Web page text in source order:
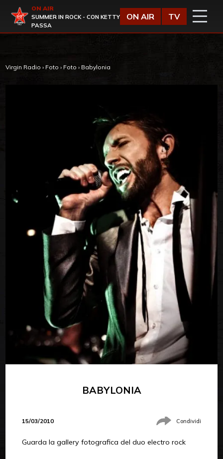
Virgin Radio
ON AIR
SUMMER IN ROCK - CON KETTY
PASSA
ON AIR TV
Virgin Radio › Foto › Foto › Babylonia
BABYLONIA
15/03/2010 Condividi
Guarda la gallery fotografica del duo electro rock